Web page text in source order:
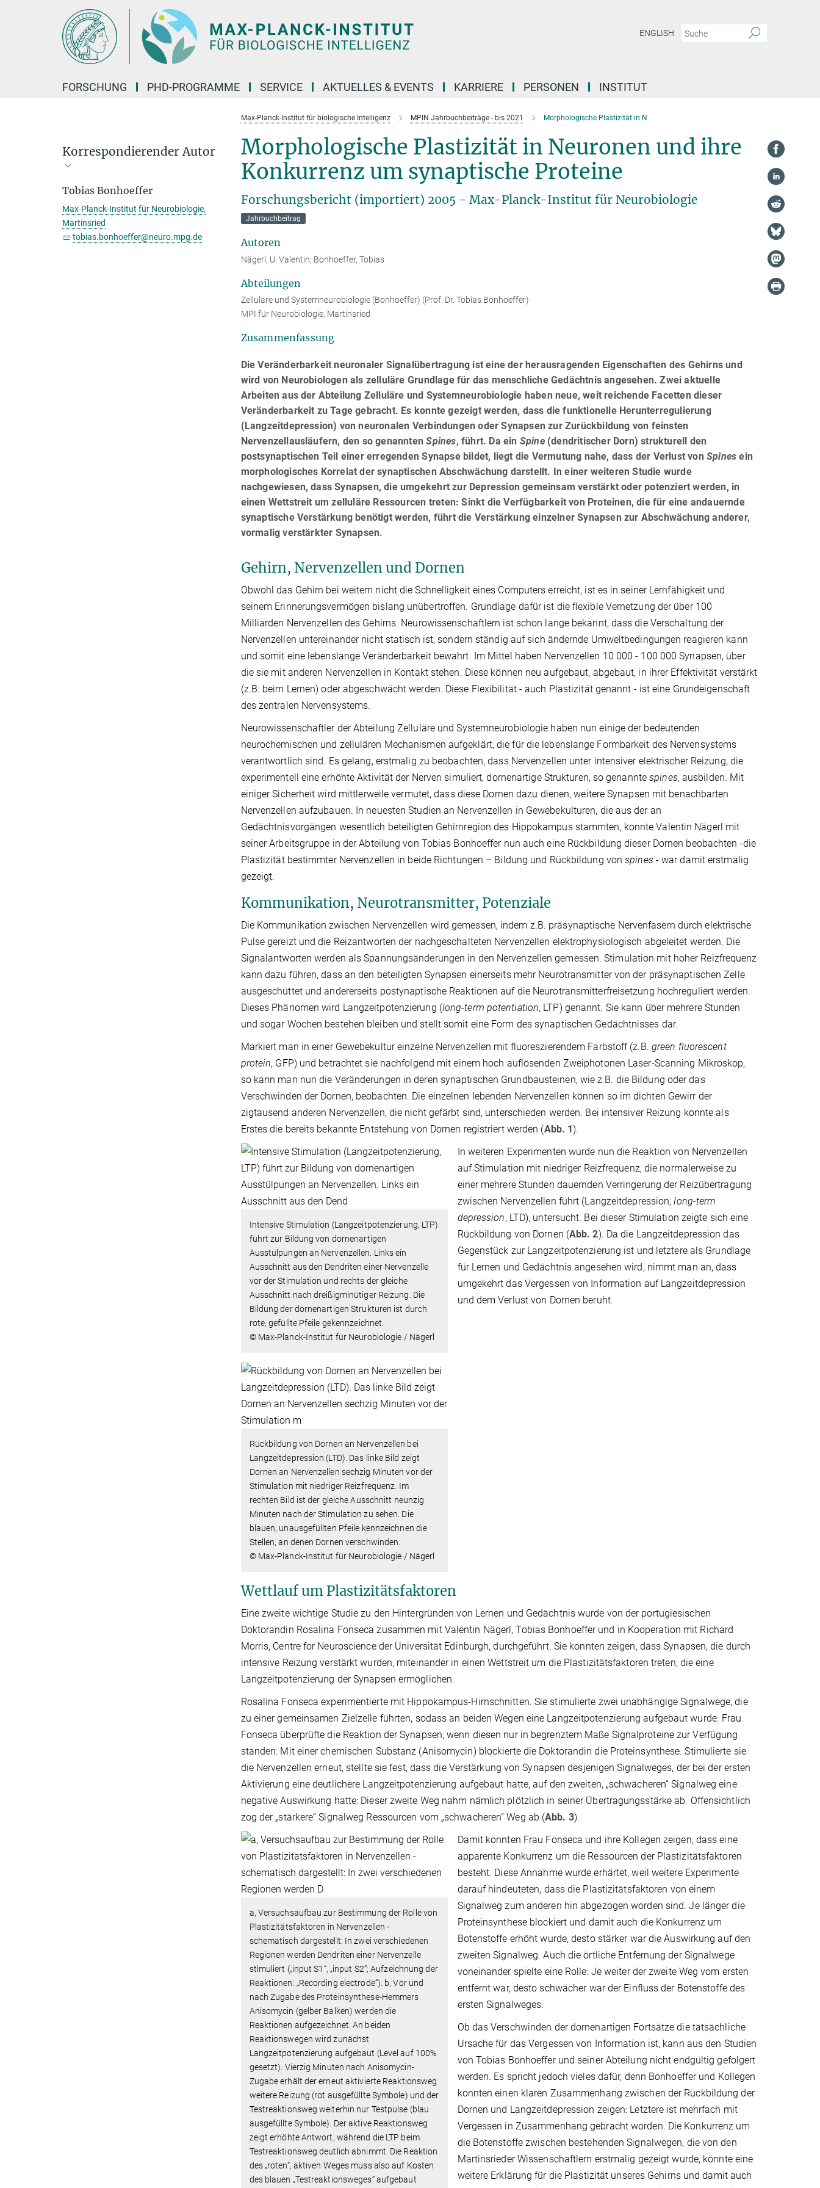
ENGLISH
FORSCHUNG PHD-PROGRAMME SERVICE AKTUELLES & EVENTS KARRIERE PERSONEN INSTITUT
Max-Planck-Institut für biologische Intelligenz MPIN Jahrbuchbeiträge - bis 2021 Morphologische Plastizität in N
Morphologische Plastizität in Neuronen und ihre
Konkurrenz um synaptische Proteine
Forschungsbericht (importiert) 2005 - Max-Planck-Institut für Neurobiologie
Jahrbuchbeitrag
Autoren
Nägerl, U. Valentin; Bonhoeffer, Tobias
Abteilungen
Zelluläre und Systemneurobiologie (Bonhoeffer) (Prof. Dr. Tobias Bonhoeffer)
MPI für Neurobiologie, Martinsried
Zusammenfassung
Die Veränderbarkeit neuronaler Signalübertragung ist eine der herausragenden Eigenschaften des Gehirns und
wird von Neurobiologen als zelluläre Grundlage für das menschliche Gedächtnis angesehen. Zwei aktuelle
Arbeiten aus der Abteilung Zelluläre und Systemneurobiologie haben neue, weit reichende Facetten dieser
Veränderbarkeit zu Tage gebracht. Es konnte gezeigt werden, dass die funktionelle Herunterregulierung
(Langzeitdepression) von neuronalen Verbindungen oder Synapsen zur Zurückbildung von feinsten
Nervenzellausläufern, den so genanntenSpines, führt. Da ein Spine(dendritischer Dorn) strukturell den
postsynaptischen Teil einer erregenden Synapse bildet, liegt die Vermutung nahe, dass der Verlust von Spines ein
morphologisches Korrelat der synaptischen Abschwächung darstellt. In einer weiteren Studie wurde
nachgewiesen, dass Synapsen, die umgekehrt zur Depression gemeinsam verstärkt oder potenziert werden, in
einen Wettstreit um zelluläre Ressourcen treten: Sinkt die Verfügbarkeit von Proteinen, die für eine andauernde
synaptische Verstärkung benötigt werden, führt die Verstärkung einzelner Synapsen zur Abschwächung anderer,
vormalig verstärkter Synapsen.
Gehirn, Nervenzellen und Dornen
Obwohl das Gehirn bei weitem nicht die Schnelligkeit eines Computers erreicht, ist es in seiner Lernfähigkeit und
seinem Erinnerungsvermögen bislang unübertroffen. Grundlage dafür ist die flexible Vernetzung der über 100
Milliarden Nervenzellen des Gehirns. Neurowissenschaftlern ist schon lange bekannt, dass die Verschaltung der
Nervenzellen untereinander nicht statisch ist, sondern ständig auf sich ändernde Umweltbedingungen reagieren kann
und somit eine lebenslange Veränderbarkeit bewahrt. Im Mittel haben Nervenzellen 10 000 - 100 000 Synapsen, über
die sie mit anderen Nervenzellen in Kontakt stehen. Diese können neu aufgebaut, abgebaut, in ihrer Effektivität verstärkt
(z.B. beim Lernen) oder abgeschwächt werden. Diese Flexibilität - auch Plastizität genannt - ist eine Grundeigenschaft
des zentralen Nervensystems.
Neurowissenschaftler der Abteilung Zelluläre und Systemneurobiologie haben nun einige der bedeutenden
neurochemischen und zellulären Mechanismen aufgeklärt, die für die lebenslange Formbarkeit des Nervensystems
verantwortlich sind. Es gelang, erstmalig zu beobachten, dass Nervenzellen unter intensiver elektrischer Reizung, die
experimentell eine erhöhte Aktivität der Nerven simuliert, dornenartige Strukturen, so genanntespines, ausbilden. Mit
einiger Sicherheit wird mittlerweile vermutet, dass diese Dornen dazu dienen, weitere Synapsen mit benachbarten
Nervenzellen aufzubauen. In neuesten Studien an Nervenzellen in Gewebekulturen, die aus der an
Gedächtnisvorgängen wesentlich beteiligten Gehirnregion des Hippokampus stammten, konnte Valentin Nägerl mit
seiner Arbeitsgruppe in der Abteilung von Tobias Bonhoeffer nun auch eine Rückbildung dieser Dornen beobachten -die
Plastizität bestimmter Nervenzellen in beide Richtungen – Bildung und Rückbildung vonspines - war damit erstmalig
gezeigt.
Kommunikation, Neurotransmitter, Potenziale
Die Kommunikation zwischen Nervenzellen wird gemessen, indem z.B. präsynaptische Nervenfasern durch elektrische
Pulse gereizt und die Reizantworten der nachgeschalteten Nervenzellen elektrophysiologisch abgeleitet werden. Die
Signalantworten werden als Spannungsänderungen in den Nervenzellen gemessen. Stimulation mit hoher Reizfrequenz
kann dazu führen, dass an den beteiligten Synapsen einerseits mehr Neurotransmitter von der präsynaptischen Zelle
ausgeschüttet und andererseits postynaptische Reaktionen auf die Neurotransmitterfreisetzung hochreguliert werden.
Dieses Phänomen wird Langzeitpotenzierung (long-term potentiation, LTP) genannt. Sie kann über mehrere Stunden
und sogar Wochen bestehen bleiben und stellt somit eine Form des synaptischen Gedächtnisses dar.
Markiert man in einer Gewebekultur einzelne Nervenzellen mit fluoreszierendem Farbstoff (z.B. green fluorescent
protein, GFP) und betrachtet sie nachfolgend mit einem hoch auflösenden Zweiphotonen Laser-Scanning Mikroskop,
so kann man nun die Veränderungen in deren synaptischen Grundbausteinen, wie z.B. die Bildung oder das
Verschwinden der Dornen, beobachten. Die einzelnen lebenden Nervenzellen können so im dichten Gewirr der
zigtausend anderen Nervenzellen, die nicht gefärbt sind, unterschieden werden. Bei intensiver Reizung konnte als
Erstes die bereits bekannte Entstehung von Dornen registriert werden (Abb. 1).
Intensive Stimulation (Langzeitpotenzierung, LTP)
führt zur Bildung von dornenartigen
Ausstülpungen an Nervenzellen. Links ein
Ausschnitt aus den Dendriten einer Nervenzelle
vor der Stimulation und rechts der gleiche
Ausschnitt nach dreißigminütiger Reizung. Die
Bildung der dornenartigen Strukturen ist durch
rote, gefüllte Pfeile gekennzeichnet.
© Max-Planck-Institut für Neurobiologie / Nägerl
In weiteren Experimenten wurde nun die Reaktion von Nervenzellen
auf Stimulation mit niedriger Reizfrequenz, die normalerweise zu
einer mehrere Stunden dauernden Verringerung der Reizübertragung
zwischen Nervenzellen führt (Langzeitdepression;long-term
depression, LTD), untersucht. Bei dieser Stimulation zeigte sich eine
Rückbildung von Dornen (Abb. 2). Da die Langzeitdepression das
Gegenstück zur Langzeitpotenzierung ist und letztere als Grundlage
für Lernen und Gedächtnis angesehen wird, nimmt man an, dass
umgekehrt das Vergessen von Information auf Langzeitdepression
und dem Verlust von Dornen beruht.
Rückbildung von Dornen an Nervenzellen bei
Langzeitdepression (LTD). Das linke Bild zeigt
Dornen an Nervenzellen sechzig Minuten vor der
Stimulation mit niedriger Reizfrequenz. Im
rechten Bild ist der gleiche Ausschnitt neunzig
Minuten nach der Stimulation zu sehen. Die
blauen, unausgefüllten Pfeile kennzeichnen die
Stellen, an denen Dornen verschwinden.
© Max-Planck-Institut für Neurobiologie / Nägerl
Wettlauf um Plastizitätsfaktoren
Eine zweite wichtige Studie zu den Hintergründen von Lernen und Gedächtnis wurde von der portugiesischen
Doktorandin Rosalina Fonseca zusammen mit Valentin Nägerl, Tobias Bonhoeffer und in Kooperation mit Richard
Morris, Centre for Neuroscience der Universität Edinburgh, durchgeführt. Sie konnten zeigen, dass Synapsen, die durch
intensive Reizung verstärkt wurden, miteinander in einen Wettstreit um die Plastizitätsfaktoren treten, die eine
Langzeitpotenzierung der Synapsen ermöglichen.
Rosalina Fonseca experimentierte mit Hippokampus-Hirnschnitten. Sie stimulierte zwei unabhängige Signalwege, die
zu einer gemeinsamen Zielzelle führten, sodass an beiden Wegen eine Langzeitpotenzierung aufgebaut wurde. Frau
Fonseca überprüfte die Reaktion der Synapsen, wenn diesen nur in begrenztem Maße Signalproteine zur Verfügung
standen: Mit einer chemischen Substanz (Anisomycin) blockierte die Doktorandin die Proteinsynthese. Stimulierte sie
die Nervenzellen erneut, stellte sie fest, dass die Verstärkung von Synapsen desjenigen Signalweges, der bei der ersten
Aktivierung eine deutlichere Langzeitpotenzierung aufgebaut hatte, auf den zweiten, „schwächeren“ Signalweg eine
negative Auswirkung hatte: Dieser zweite Weg nahm nämlich plötzlich in seiner Übertragungsstärke ab. Offensichtlich
zog der „stärkere“ Signalweg Ressourcen vom „schwächeren“ Weg ab (Abb. 3).
a, Versuchsaufbau zur Bestimmung der Rolle von
Plastizitätsfaktoren in Nervenzellen -
schematisch dargestellt: In zwei verschiedenen
Regionen werden Dendriten einer Nervenzelle
stimuliert („input S1“, „input S2“; Aufzeichnung der
Reaktionen: „Recording electrode“). b, Vor und
nach Zugabe des Proteinsynthese-Hemmers
Anisomycin (gelber Balken) werden die
Reaktionen aufgezeichnet. An beiden
Reaktionswegen wird zunächst
Langzeitpotenzierung aufgebaut (Level auf 100%
gesetzt). Vierzig Minuten nach Anisomycin-
Zugabe erhält der erneut aktivierte Reaktionsweg
weitere Reizung (rot ausgefüllte Symbole) und der
Testreaktionsweg weiterhin nur Testpulse (blau
ausgefüllte Symbole). Der aktive Reaktionsweg
zeigt erhöhte Antwort, während die LTP beim
Testreaktionsweg deutlich abnimmt. Die Reaktion
des „roten“, aktiven Weges muss also auf Kosten
des blauen „Testreaktionsweges“ aufgebaut
Damit konnten Frau Fonseca und ihre Kollegen zeigen, dass eine
apparente Konkurrenz um die Ressourcen der Plastizitätsfaktoren
besteht. Diese Annahme wurde erhärtet, weil weitere Experimente
darauf hindeuteten, dass die Plastizitätsfaktoren von einem
Signalweg zum anderen hin abgezogen worden sind. Je länger die
Proteinsynthese blockiert und damit auch die Konkurrenz um
Botenstoffe erhöht wurde, desto stärker war die Auswirkung auf den
zweiten Signalweg. Auch die örtliche Entfernung der Signalwege
voneinander spielte eine Rolle: Je weiter der zweite Weg vom ersten
entfernt war, desto schwächer war der Einfluss der Botenstoffe des
ersten Signalweges.
Ob das Verschwinden der dornenartigen Fortsätze die tatsächliche
Ursache für das Vergessen von Information ist, kann aus den Studien
von Tobias Bonhoeffer und seiner Abteilung nicht endgültig gefolgert
werden. Es spricht jedoch vieles dafür, denn Bonhoeffer und Kollegen
konnten einen klaren Zusammenhang zwischen der Rückbildung der
Dornen und Langzeitdepression zeigen: Letztere ist mehrfach mit
Vergessen in Zusammenhang gebracht worden. Die Konkurrenz um
die Botenstoffe zwischen bestehenden Signalwegen, die von den
Martinsrieder Wissenschaftlern erstmalig gezeigt wurde, könnte eine
weitere Erklärung für die Plastizität unseres Gehirns und damit auch
Korrespondierender Autor
Tobias Bonhoeffer
Max-Planck-Institut für Neurobiologie,
Martinsried
tobias.bonhoeffer@neuro.mpg.de